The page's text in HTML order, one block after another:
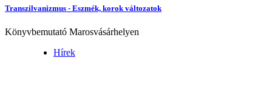
Transzilvanizmus - Eszmék, korok változatok
Könyvbemutató Marosvásárhelyen
Hírek